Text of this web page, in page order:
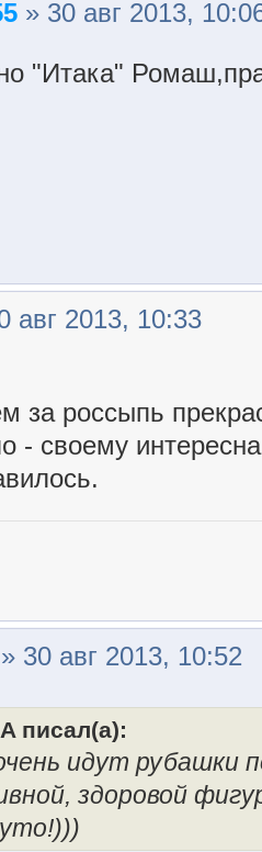
» 30 авг 2013,
"Итака"
авг 2013, 10:33
за россыпь
- своему
» 30 авг 2013, 10:52
писал(а):
идут рубашки
здоровой